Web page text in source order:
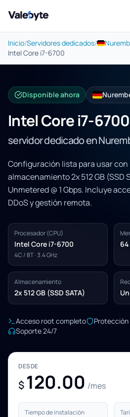
Valebyte
Inicio/Servidores dedicados/
Intel Core i7-6700
Disponible ahora
Intel Core i7-6700
servidor dedicado en
Configuración lista para usar con
almacenamiento 2x 512 GB (SSD
Unmetered @ 1 Gbps. Incluye
DDoS y gestión remota.
Procesador (CPU)
Intel Core i7-6700
4C / 8T · 3.4 GHz
64
Almacenamiento
2x 512 GB (SSD SATA)
Acceso root completo Protección
Soporte 24/7
DESDE
$ 120.00 /mes
Tiempo de instalación